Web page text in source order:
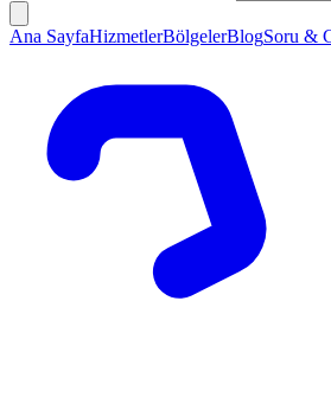
Ana SayfaHizmetlerBölgelerBlogSoru &